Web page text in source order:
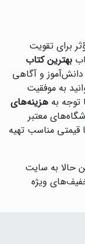
برای تقویت
بهترین کتاب
دانش‌آموز و آگاهی
به موفقیت
توجه به هزینه‌های
معتبر
قیمتی مناسب تهیه
حالا به سایت
ویژه